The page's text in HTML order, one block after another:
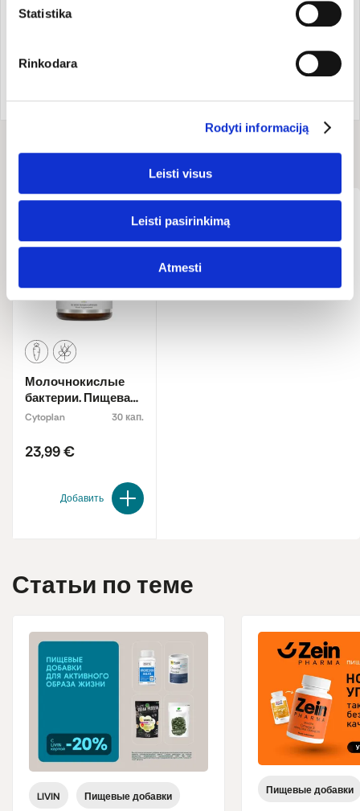
Statistika
Rinkodara
Rodyti informaciją
Leisti visus
Leisti pasirinkimą
Atmesti
пытаться получить их через пищу: из квашеной
Автор: Специалист в области натуропатического
питания Tautvilė Šliažaitė.
Сопутствующие товары
Молочнокислые
бактерии. Пищевая
добавка
Cytoplan 30 кап.
23,99 €
Добавить
Статьи по теме
LIVIN Пищевые добавки Пищевые добавки